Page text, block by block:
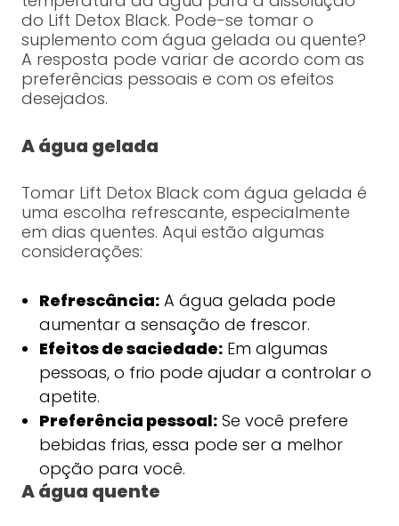
do Lift Detox Black. Pode-se tomar o
suplemento com água gelada ou quente?
A resposta pode variar de acordo com as
preferências pessoais e com os efeitos
desejados.
A água gelada
Tomar Lift Detox Black com água gelada é
uma escolha refrescante, especialmente
em dias quentes. Aqui estão algumas
considerações:
Refrescância:A água gelada pode
aumentar a sensação de frescor.
Efeitos de saciedade:Em algumas
pessoas, o frio pode ajudar a controlar o
apetite.
Preferência pessoal:Se você prefere
bebidas frias, essa pode ser a melhor
opção para você.
A água quente